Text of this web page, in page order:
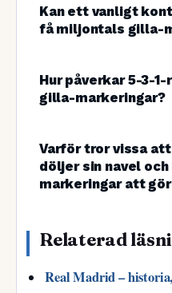
Kan ett vanligt
få miljontals gilla-
Hur påverkar 5-3-
gilla-markeringar?
Varför tror vissa
döljer sin navel
markeringar att
Relaterad
Real Madrid –